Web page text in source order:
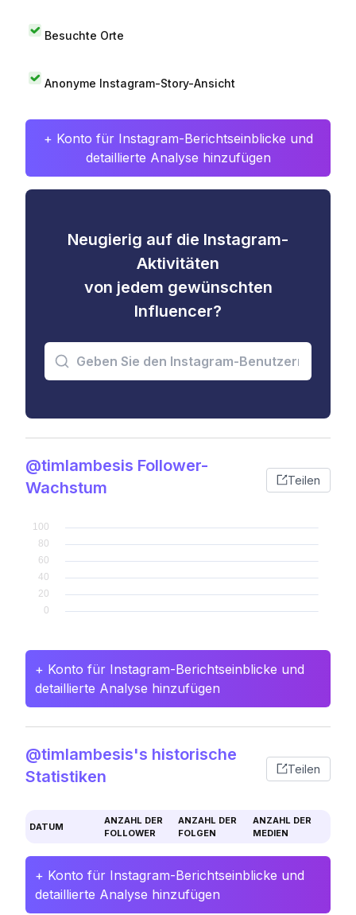
Besuchte Orte
Anonyme Instagram-Story-Ansicht
+ Konto für Instagram-Berichtseinblicke und
detaillierte Analyse hinzufügen
Neugierig auf die Instagram-
Aktivitäten
von jedem gewünschten
Influencer?
@timlambesis Follower-
Wachstum
Teilen
+ Konto für Instagram-Berichtseinblicke und
detaillierte Analyse hinzufügen
@timlambesis's historische
Statistiken
Teilen
DATUM
ANZAHL DER
FOLLOWER
ANZAHL DER
FOLGEN
ANZAHL DER
MEDIEN
+ Konto für Instagram-Berichtseinblicke und
detaillierte Analyse hinzufügen